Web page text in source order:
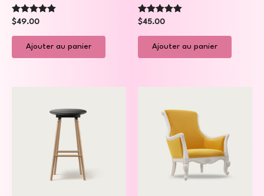
Note
sur 5
$49.00
Ajouter au panier
Note
sur 5
$45.00
Ajouter au panier